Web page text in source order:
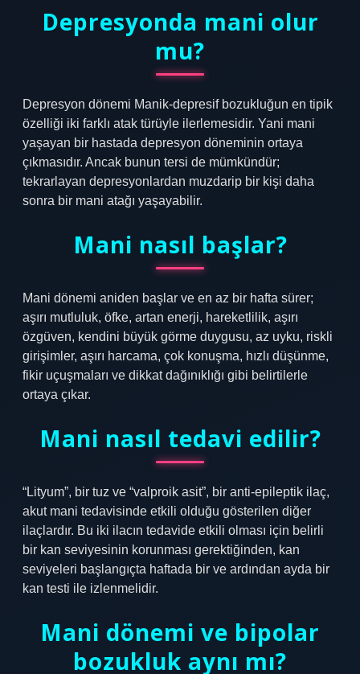
Depresyonda mani olur
mu?
Depresyon dönemi Manik-depresif bozukluğun en tipik
özelliği iki farklı atak türüyle ilerlemesidir. Yani mani
yaşayan bir hastada depresyon döneminin ortaya
çıkmasıdır. Ancak bunun tersi de mümkündür;
tekrarlayan depresyonlardan muzdarip bir kişi daha
sonra bir mani atağı yaşayabilir.
Mani nasıl başlar?
Mani dönemi aniden başlar ve en az bir hafta sürer;
aşırı mutluluk, öfke, artan enerji, hareketlilik, aşırı
özgüven, kendini büyük görme duygusu, az uyku, riskli
girişimler, aşırı harcama, çok konuşma, hızlı düşünme,
fikir uçuşmaları ve dikkat dağınıklığı gibi belirtilerle
ortaya çıkar.
Mani nasıl tedavi edilir?
“Lityum”, bir tuz ve “valproik asit”, bir anti-epileptik ilaç,
akut mani tedavisinde etkili olduğu gösterilen diğer
ilaçlardır. Bu iki ilacın tedavide etkili olması için belirli
bir kan seviyesinin korunması gerektiğinden, kan
seviyeleri başlangıçta haftada bir ve ardından ayda bir
kan testi ile izlenmelidir.
Mani dönemi ve bipolar
bozukluk aynı mı?